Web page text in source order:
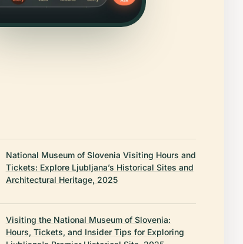
National Museum of Slovenia Visiting Hours and
Tickets: Explore Ljubljana’s Historical Sites and
Architectural Heritage, 2025
Visiting the National Museum of Slovenia:
Hours, Tickets, and Insider Tips for Exploring